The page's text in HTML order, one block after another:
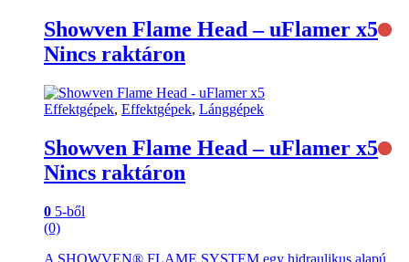
Showven Flame Head – uFlamer x5
Nincs raktáron
Effektgépek, Effektgépek, Lánggépek
Showven Flame Head – uFlamer x5
Nincs raktáron
0 5-ből
(0)
A SHOWVEN® FLAME SYSTEM egy hidraulikus alapú